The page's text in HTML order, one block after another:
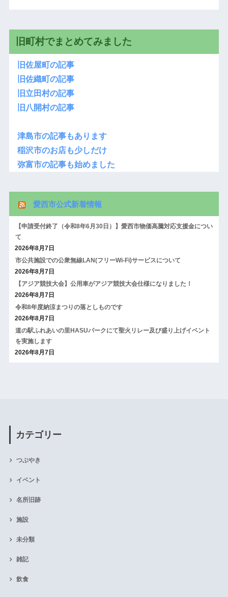
旧町村でまとめてみました
旧佐屋町の記事
旧佐織町の記事
旧立田村の記事
旧八開村の記事
津島市の記事もあります
稲沢市のお店も少しだけ
弥富市の記事も始めました
愛西市公式新着情報
【申請受付終了（令和8年6月30日）】愛西市物価高騰対応支援金につい
て
2026年8月7日
市公共施設での公衆無線LAN(フリーWi-Fi)サービスについて
2026年8月7日
【アジア競技大会】公用車がアジア競技大会仕様になりました！
2026年8月7日
令和8年度納涼まつりの落としものです
2026年8月7日
道の駅ふれあいの里HASUパークにて聖火リレー及び盛り上げイベント
を実施します
2026年8月7日
カテゴリー
つぶやき
イベント
名所旧跡
施設
未分類
雑記
飲食